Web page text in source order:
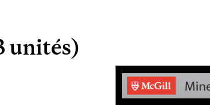
unités)
Related
Content